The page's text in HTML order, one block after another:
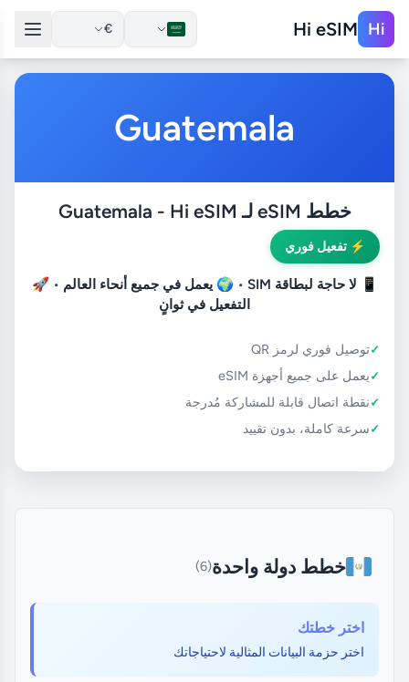
Hi
Hi eSIM
€
Guatemala
خطط eSIM لـ Guatemala - Hi eSIM
⚡ تفعيل فوري
📱 لا حاجة لبطاقة SIM • 🌍يعمل في جميع أنحاء العالم • 🚀
التفعيل في ثوانٍ
توصيل فوري لرمز QR
يعمل على جميع أجهزة eSIM
نقطة اتصال قابلة للمشاركة مُدرجة
سرعة كاملة، بدون تقييد
خطط دولة واحدة(6)
اختر خطتك
اختر حزمة البيانات المثالية لاحتياجاتك